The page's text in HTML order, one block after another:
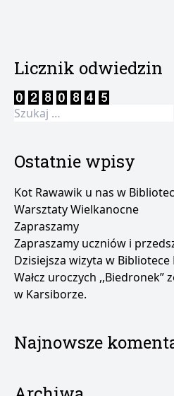
Licznik odwiedzin
Szukaj:
Ostatnie wpisy
Kot Rawawik u nas w
Warsztaty Wielkanocne
Zapraszamy
Zapraszamy uczniów i
Dzisiejsza wizyta w
Wałcz uroczych ,,Biedronek”
w Karsiborze.
Najnowsze